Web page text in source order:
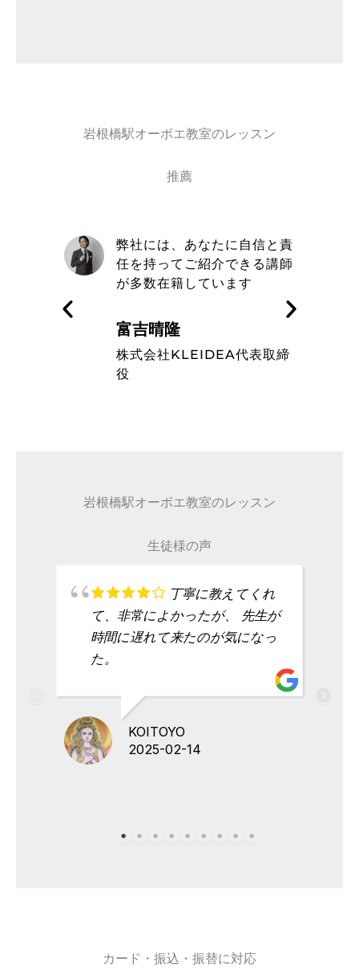
岩根橋駅オーボエ教室のレッスン
推薦
取材を通してトミヨシオーボ
エ教室の信念や在籍している
ミュージシャンのレベルの高
藤波辰爾
タレント
岩根橋駅オーボエ教室のレッスン
生徒様の声
丁寧に教えてくれ
て、非常によかったが、 先生が
時間に遅れて来たのが気になっ
た。
KOITOYO
2025-02-14
カード・振込・振替に対応